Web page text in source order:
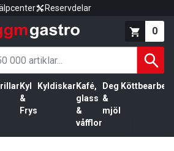
Reservdelar
0
Kyl
&
Frys
Kyldiskar Kafé,
glass
&
våfflor
Deg
&
mjöl